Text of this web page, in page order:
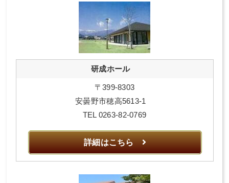
研成ホール
〒399-8303
安曇野市穂高5613-1
TEL 0263-82-0769
詳細はこちら